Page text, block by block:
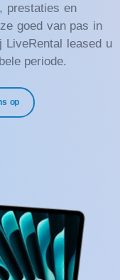
prestaties en
goed van pas in
LiveRental leased u
periode.
op